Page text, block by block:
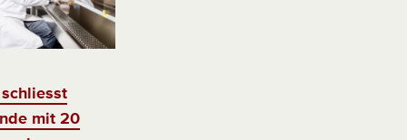
mit 20